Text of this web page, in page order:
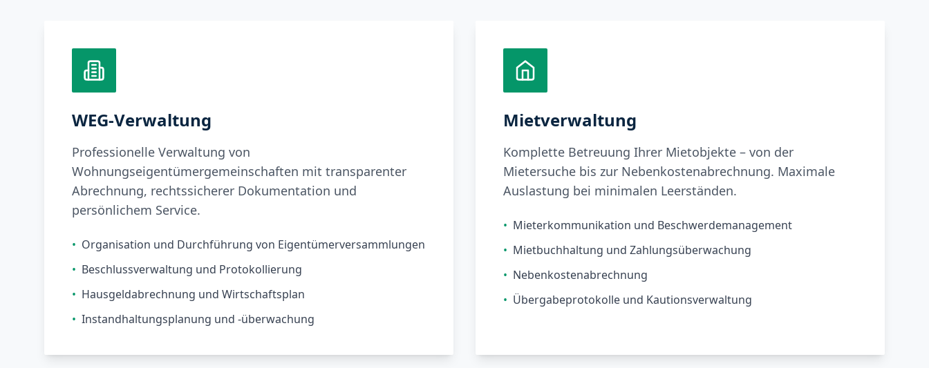
WEG-Verwaltung
Professionelle Verwaltung von
Wohnungseigentümergemeinschaften mit transparenter
Abrechnung, rechtssicherer Dokumentation und
persönlichem Service.
• Organisation und Durchführung von Eigentümerversammlungen
• Beschlussverwaltung und Protokollierung
• Hausgeldabrechnung und Wirtschaftsplan
• Instandhaltungsplanung und -überwachung
Mietverwaltung
Komplette Betreuung Ihrer Mietobjekte – von der
Mietersuche bis zur Nebenkostenabrechnung. Maximale
Auslastung bei minimalen Leerständen.
• Mieterkommunikation und Beschwerdemanagement
• Mietbuchhaltung und Zahlungsüberwachung
• Nebenkostenabrechnung
• Übergabeprotokolle und Kautionsverwaltung